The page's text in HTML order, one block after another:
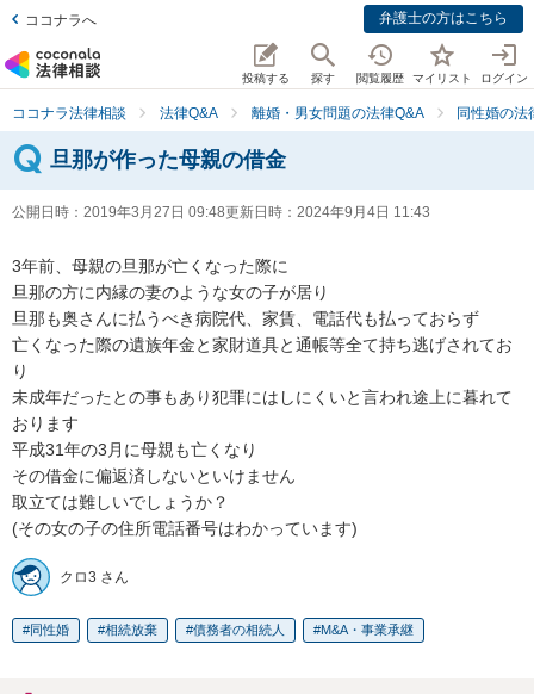
ココナラへ 弁護士の方はこちら
投稿する 探す 閲覧履歴 マイリスト ログイン
ココナラ法律相談 法律Q&A 離婚・男女問題の法律Q&A 同性婚の法
旦那が作った母親の借金
公開日時： 2019年3月27日 09:48更新日時： 2024年9月4日 11:43
3年前、母親の旦那が亡くなった際に
旦那の方に内縁の妻のような女の子が居り
旦那も奥さんに払うべき病院代、家賃、電話代も払っておらず
亡くなった際の遺族年金と家財道具と通帳等全て持ち逃げされてお
り
未成年だったとの事もあり犯罪にはしにくいと言われ途上に暮れて
おります
平成31年の3月に母親も亡くなり
その借金に偏返済しないといけません
取立ては難しいでしょうか？
(その女の子の住所電話番号はわかっています)
クロ3 さん
同性婚 相続放棄 債務者の相続人 M&A・事業承継